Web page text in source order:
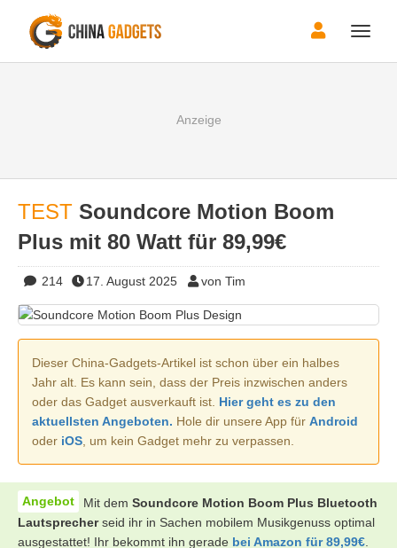
Toggle
TEST Soundcore Motion Boom
Plus mit 80 Watt für 89,99€
214 17. August 2025 von Tim
Dieser China-Gadgets-Artikel ist schon über ein halbes
Jahr alt. Es kann sein, dass der Preis inzwischen anders
oder das Gadget ausverkauft ist. Hier geht es zu den
aktuellsten Angeboten. Hole dir unsere App für Android
oder iOS , um kein Gadget mehr zu verpassen.
Mit dem Soundcore Motion Boom Plus Bluetooth
Lautsprecherseid ihr in Sachen mobilem Musikgenuss optimal
ausgestattet! Ihr bekommt ihn gerade bei Amazon für 89,99€